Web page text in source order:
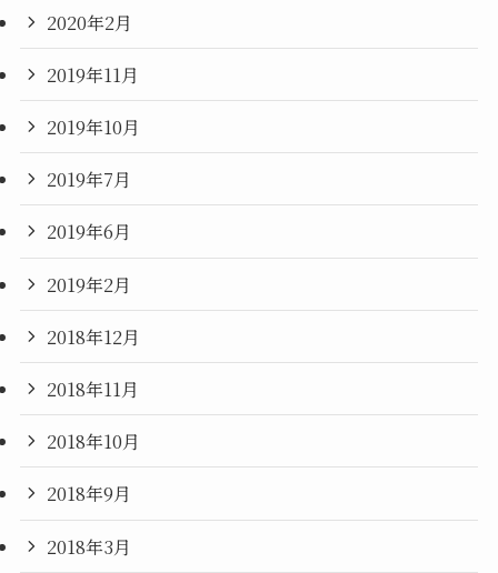
2020年2月
2019年11月
2019年10月
2019年7月
2019年6月
2019年2月
2018年12月
2018年11月
2018年10月
2018年9月
2018年3月